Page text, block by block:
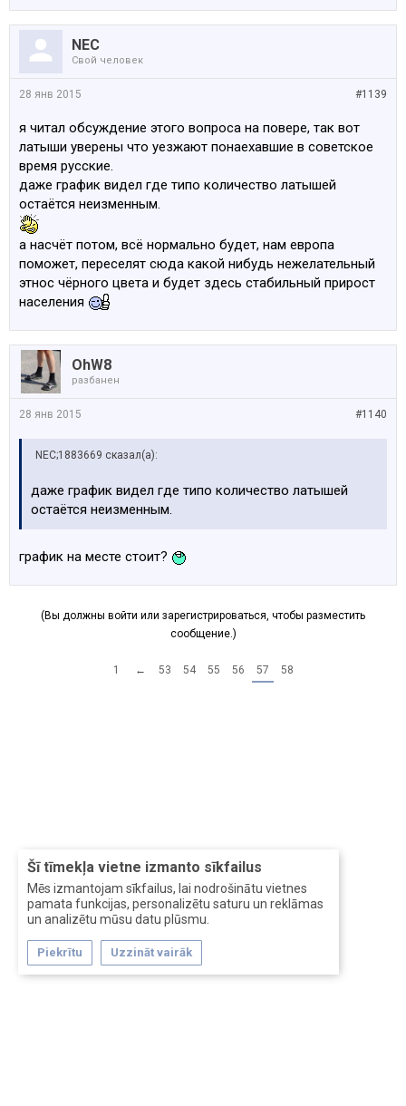
Šī tīmekļa vietne izmanto sīkfailus
Mēs izmantojam sīkfailus, lai nodrošinātu vietnes
pamata funkcijas, personalizētu saturu un reklāmas
un analizētu mūsu datu plūsmu.
Piekrītu Uzzināt vairāk
NEC
Свой человек
#1139
28 янв 2015
я читал обсуждение этого вопроса на повере, так вот
латыши уверены что уезжают понаехавшие в советское
время русские.
даже график видел где типо количество латышей
остаётся неизменным.
а насчёт потом, всё нормально будет, нам европа
поможет, переселят сюда какой нибудь нежелательный
этнос чёрного цвета и будет здесь стабильный прирост
населения
OhW8
разбанен
#1140
28 янв 2015
NEC;1883669 сказал(а):
даже график видел где типо количество латышей
остаётся неизменным.
график на месте стоит?
(Вы должны войти или зарегистрироваться, чтобы разместить
сообщение.)
1 ← 53 54 55 56 57 58